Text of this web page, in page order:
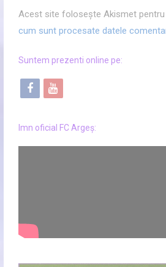
Acest site folosește Akismet pentru
cum sunt procesate datele
Suntem prezenti online pe:
f
c
e
k
y
u
t
Imn oficial FC Argeș: